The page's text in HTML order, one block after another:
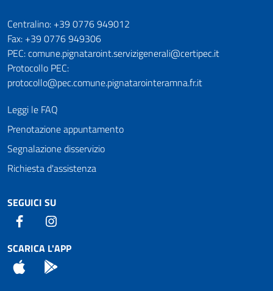
Numeri utili
Centralino: +39 0776 949012
Fax: +39 0776 949306
PEC: comune.pignataroint.servizigenerali@certipec.it
Protocollo PEC:
protocollo@pec.comune.pignatarointeramna.fr.it
Leggi le FAQ
Prenotazione appuntamento
Segnalazione disservizio
Richiesta d'assistenza
SEGUICI SU
Facebook
SCARICA L'APP
App Store